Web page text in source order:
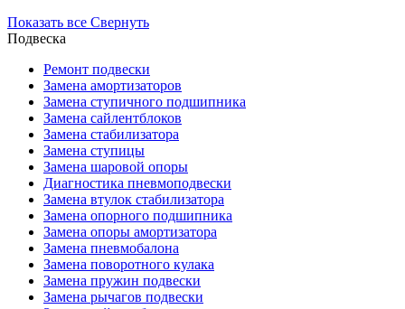
Показать все Свернуть
Подвеска
Ремонт подвески
Замена амортизаторов
Замена ступичного подшипника
Замена сайлентблоков
Замена стабилизатора
Замена ступицы
Замена шаровой опоры
Диагностика пневмоподвески
Замена втулок стабилизатора
Замена опорного подшипника
Замена опоры амортизатора
Замена пневмобалона
Замена поворотного кулака
Замена пружин подвески
Замена рычагов подвески